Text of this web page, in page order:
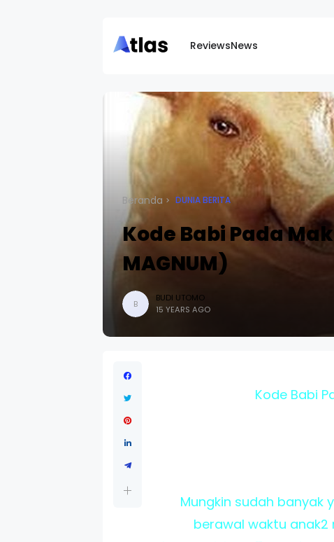
ReviewsNews
Beranda DUNIA BERITA
Kode Babi Pada
MAGNUM)
B
BUDI UTOMO
15 YEARS AGO
Kode Babi
Mungkin sudah banyak
berawal waktu anak2